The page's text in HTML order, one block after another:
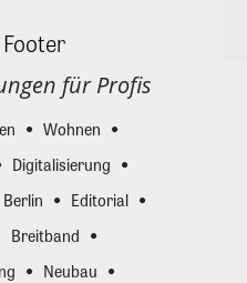
für Profis
Wohnen
Digitalisierung
Berlin
Editorial
Breitband
Neubau